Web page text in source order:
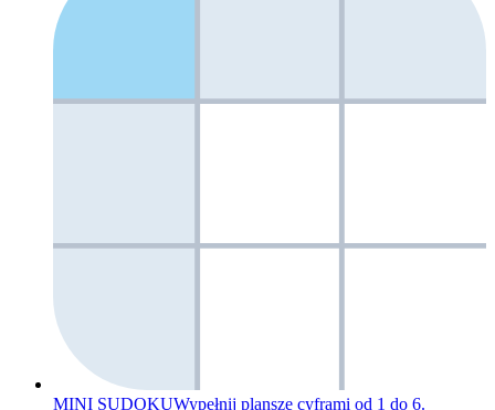
MINI SUDOKUWypełnij planszę cyframi od 1 do 6.